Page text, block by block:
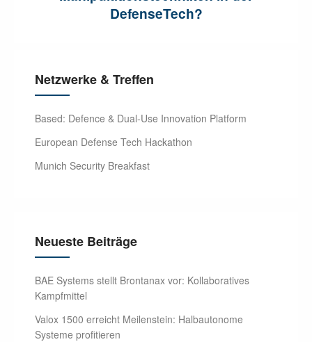
DefenseTech?
Netzwerke & Treffen
Based: Defence & Dual-Use Innovation Platform
European Defense Tech Hackathon
Munich Security Breakfast
Neueste Beiträge
BAE Systems stellt Brontanax vor: Kollaboratives
Kampfmittel
Valox 1500 erreicht Meilenstein: Halbautonome
Systeme profitieren